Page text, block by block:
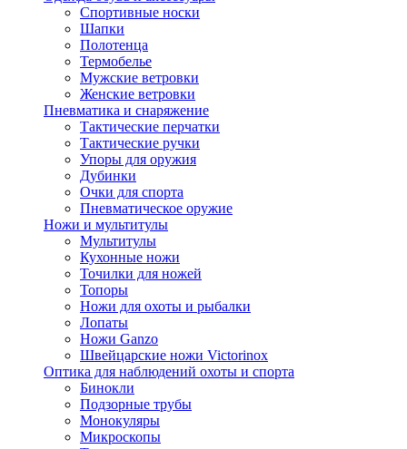
Спортивные носки
Шапки
Полотенца
Термобелье
Мужские ветровки
Женские ветровки
Пневматика и снаряжение
Тактические перчатки
Тактические ручки
Упоры для оружия
Дубинки
Очки для спорта
Пневматическое оружие
Ножи и мультитулы
Мультитулы
Кухонные ножи
Точилки для ножей
Топоры
Ножи для охоты и рыбалки
Лопаты
Ножи Ganzo
Швейцарские ножи Victorinox
Оптика для наблюдений охоты и спорта
Бинокли
Подзорные трубы
Монокуляры
Микроскопы